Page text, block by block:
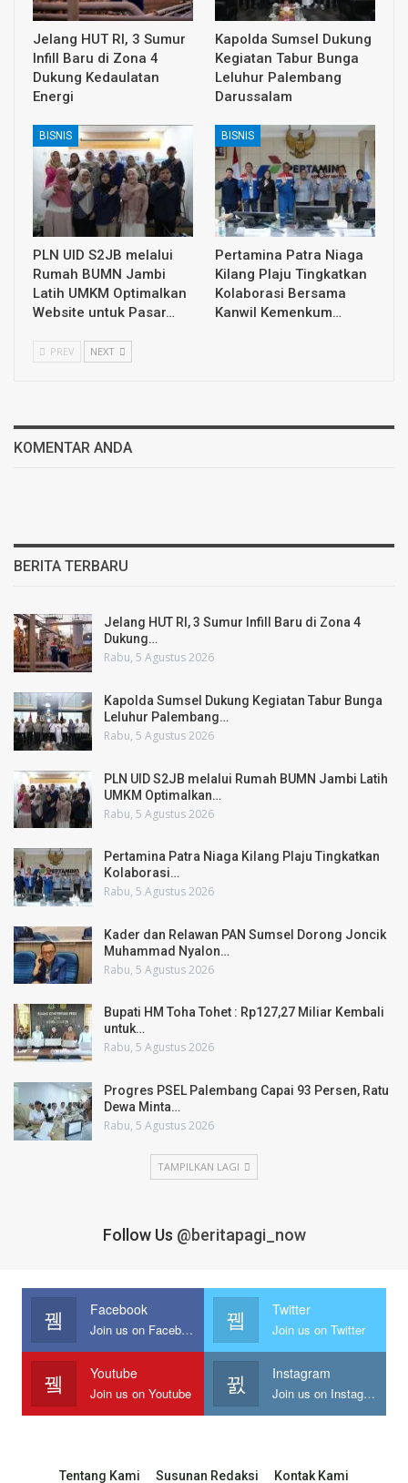
Jelang HUT RI, 3 Sumur
Infill Baru di Zona 4
Dukung Kedaulatan
Energi
Kapolda Sumsel Dukung
Kegiatan Tabur Bunga
Leluhur Palembang
Darussalam
BISNIS
PLN UID S2JB melalui
Rumah BUMN Jambi
Latih UMKM Optimalkan
Website untuk Pasar…
BISNIS
Pertamina Patra Niaga
Kilang Plaju Tingkatkan
Kolaborasi Bersama
Kanwil Kemenkum…
PREV NEXT
KOMENTAR ANDA
BERITA TERBARU
Jelang HUT RI, 3 Sumur Infill Baru di Zona 4
Dukung…
Rabu, 5 Agustus 2026
Kapolda Sumsel Dukung Kegiatan Tabur Bunga
Leluhur Palembang…
Rabu, 5 Agustus 2026
PLN UID S2JB melalui Rumah BUMN Jambi Latih
UMKM Optimalkan…
Rabu, 5 Agustus 2026
Pertamina Patra Niaga Kilang Plaju Tingkatkan
Kolaborasi…
Rabu, 5 Agustus 2026
Kader dan Relawan PAN Sumsel Dorong Joncik
Muhammad Nyalon…
Rabu, 5 Agustus 2026
Bupati HM Toha Tohet : Rp127,27 Miliar Kembali
untuk…
Rabu, 5 Agustus 2026
Progres PSEL Palembang Capai 93 Persen, Ratu
Dewa Minta…
Rabu, 5 Agustus 2026
TAMPILKAN LAGI
Follow Us @beritapagi_now
Facebook
Join us on Facebook
Twitter
Join us on Twitter
Youtube
Join us on Youtube
Instagram
Join us on Instagram
Tentang Kami Susunan Redaksi Kontak Kami